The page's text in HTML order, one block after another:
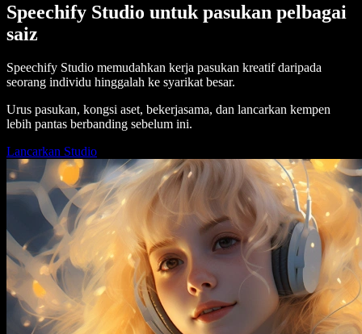
Speechify Studio untuk pasukan pelbagai
saiz
Speechify Studio memudahkan kerja pasukan kreatif daripada
seorang individu hinggalah ke syarikat besar.
Urus pasukan, kongsi aset, bekerjasama, dan lancarkan kempen
lebih pantas berbanding sebelum ini.
Lancarkan Studio